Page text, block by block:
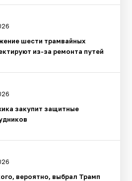
шести трамвайных
из-за ремонта путей
закупит защитные
вероятно, выбрал Трамп